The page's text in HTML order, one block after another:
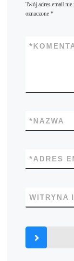
Twój adres email
oznaczone *
*
NAZWA
*
ADRES
*
WITRYNA